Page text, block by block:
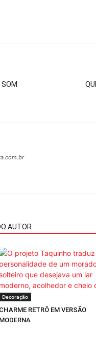
AUTOR
Decoração
CHARME RETRÔ EM VERSÃO
MODERNA